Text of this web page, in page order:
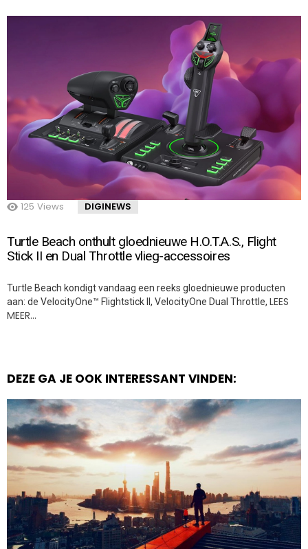
125 Views DIGINEWS
Turtle Beach onthult gloednieuwe H.O.T.A.S., Flight
Stick II en Dual Throttle vlieg-accessoires
Turtle Beach kondigt vandaag een reeks gloednieuwe producten
aan: de VelocityOne™ Flightstick II, VelocityOne Dual Throttle, LEES
MEER…
DEZE GA JE OOK INTERESSANT VINDEN: